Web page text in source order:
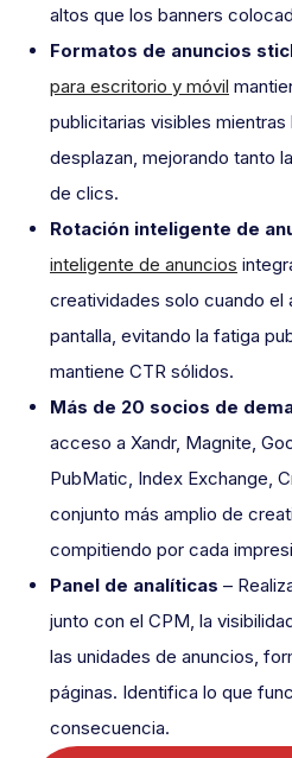
altos que los banners
Formatos de anuncios
para escritorio y móvil
publicitarias visibles mientras
desplazan, mejorando tanto
de clics.
Rotación inteligente de
inteligente de anuncios
creatividades solo cuando el
pantalla, evitando la fatiga
mantiene CTR sólidos.
Más de 20 socios de
acceso a Xandr, Magnite,
PubMatic, Index Exchange,
conjunto más amplio de
compitiendo por cada
Panel de analíticas –
junto con el CPM, la
las unidades de anuncios,
páginas. Identifica lo que
consecuencia.